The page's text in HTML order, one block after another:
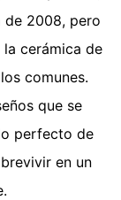
de 2008, pero
cerámica de
comunes.
que se
perfecto de
en un